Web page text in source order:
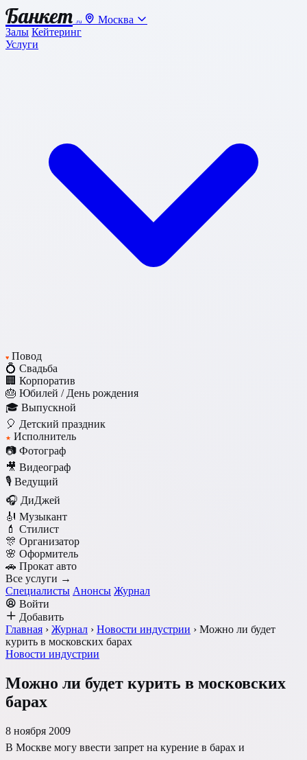
Банкет .ru
Москва
Залы Кейтеринг
Услуги
♥ Повод
💍 Свадьба
🏢 Корпоратив
🎂 Юбилей / День рождения
🎓 Выпускной
🎈 Детский праздник
★ Исполнитель
📷 Фотограф
🎥 Видеограф
🎙️ Ведущий
🎧 ДиДжей
🎻 Музыкант
💄 Стилист
🎊 Организатор
🌸 Оформитель
🚗 Прокат авто
Все услуги →
Специалисты Анонсы Журнал
Войти
Добавить
Главная › Журнал › Новости индустрии › Можно ли будет
курить в московских барах
Новости индустрии
Можно ли будет курить в московских
барах
8 ноября 2009
В Москве могу ввести запрет на курение в барах и